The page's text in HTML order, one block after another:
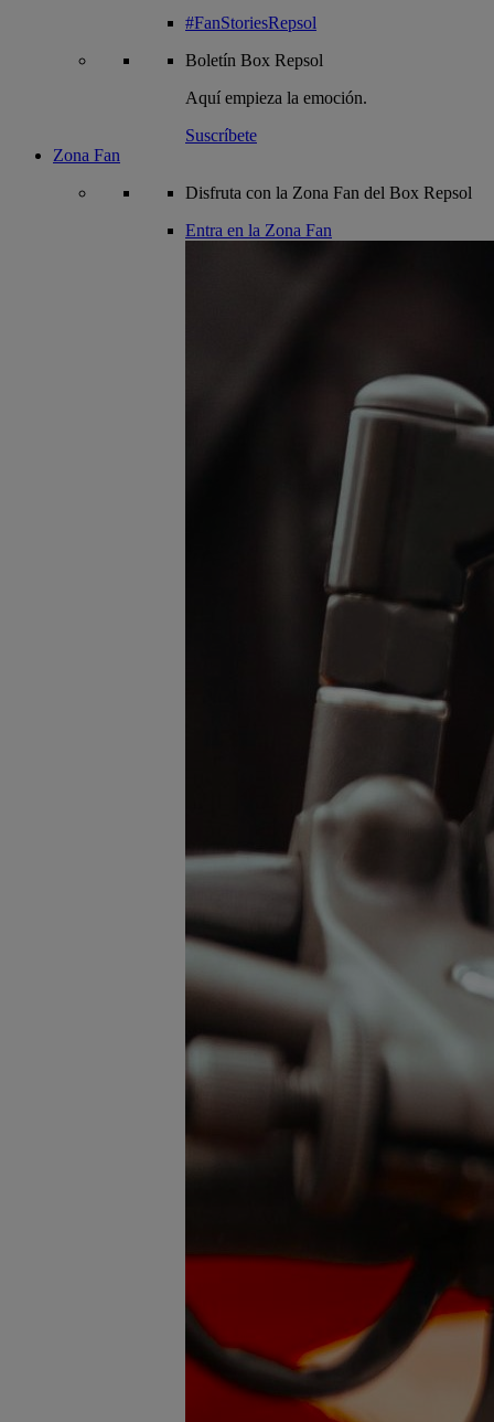
#FanStoriesRepsol
Boletín Box Repsol
Aquí empieza la emoción.
Suscríbete
Zona Fan
Disfruta con la Zona Fan del Box Repsol
Entra en la Zona Fan